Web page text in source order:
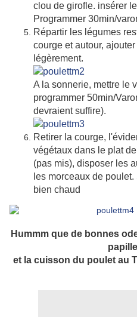
clou de girofle. insérer
Programmer 30min/
Répartir les légumes
courge et autour,
légèrement.
A la sonnerie, mettre le
programmer 50min/
devraient suffire).
Retirer la courge,
végétaux dans le plat
(pas mis), disposer les
les morceaux de
bien chaud
Hummm que de bonnes
et la cuisson du poulet au